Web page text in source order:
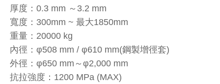
厚度：0.3 mm ～3.2 mm
寬度：300mm ~ 最大1850mm
重量：20000 kg
內徑：φ508 mm / φ610 mm(鋼製增徑套)
外徑：φ650 mm～φ2,000 mm
抗拉強度：1200 MPa (MAX)